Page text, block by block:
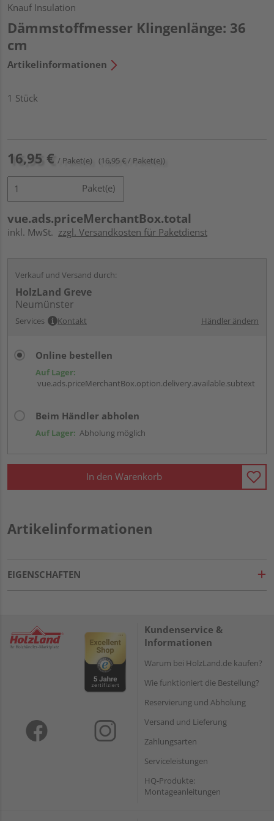
Knauf Insulation
Dämmstoffmesser Klingenlänge: 36
cm
Artikelinformationen
1 Stück
16,95 € / Paket(e) (16,95 € / Paket(e))
Paket(e)
vue.ads.priceMerchantBox.total
inkl. MwSt. zzgl. Versandkosten für Paketdienst
Verkauf und Versand durch:
HolzLand Greve
Neumünster
Services Kontakt Händler ändern
Online bestellen
Auf Lager:
vue.ads.priceMerchantBox.option.delivery.available.subtext
Beim Händler abholen
Auf Lager: Abholung möglich
In den Warenkorb
Artikelinformationen
EIGENSCHAFTEN
Kundenservice &
Informationen
Warum bei HolzLand.de kaufen?
Wie funktioniert die Bestellung?
Reservierung und Abholung
Versand und Lieferung
Zahlungsarten
Serviceleistungen
HQ-Produkte:
Montageanleitungen